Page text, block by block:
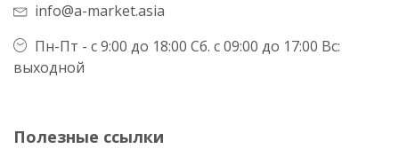
info@a-market.asia
Пн-Пт - с 9:00 до 18:00 Сб. с 09:00 до 17:00 Вс:
выходной
Полезные ссылки